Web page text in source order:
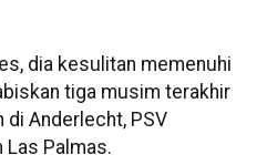
dia kesulitan memenuhi
tiga musim terakhir
Anderlecht, PSV
Las Palmas.